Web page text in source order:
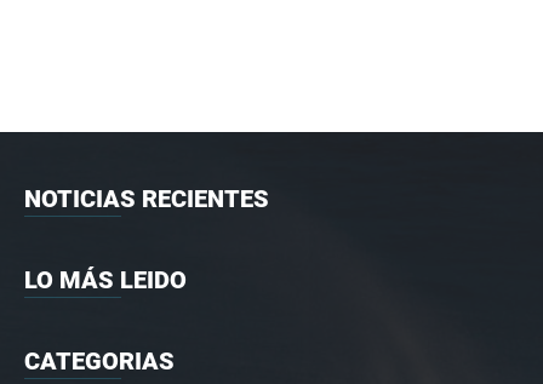
NOTICIAS RECIENTES
LO MÁS LEIDO
CATEGORIAS